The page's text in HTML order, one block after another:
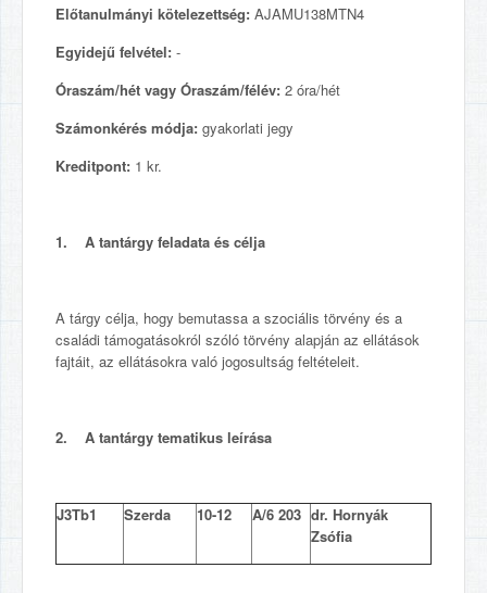
Előtanulmányi kötelezettség: AJAMU138MTN4
Egyidejű felvétel: -
Óraszám/hét vagy Óraszám/félév: 2 óra/hét
Számonkérés módja: gyakorlati jegy
Kreditpont: 1 kr.
1. A tantárgy feladata és célja
A tárgy célja, hogy bemutassa a szociális törvény és a
családi támogatásokról szóló törvény alapján az ellátások
fajtáit, az ellátásokra való jogosultság feltételeit.
2. A tantárgy tematikus leírása
J3Tb1 Szerda 10-12 A/6 203 dr. Hornyák
Zsófia